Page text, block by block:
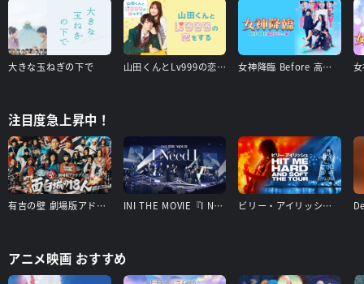
大きな玉ねぎの下で 山田くんとLv999の恋をする 女神降臨 Before 高校デビュー編
注目度急上昇中！
有吉の壁 劇場版アドリブ大河「面白城の18人」 INI THE MOVIE『I Need I』 ビリー・アイリッシュ - Hit Me Hard and Soft: The Tour
アニメ映画 おすすめ